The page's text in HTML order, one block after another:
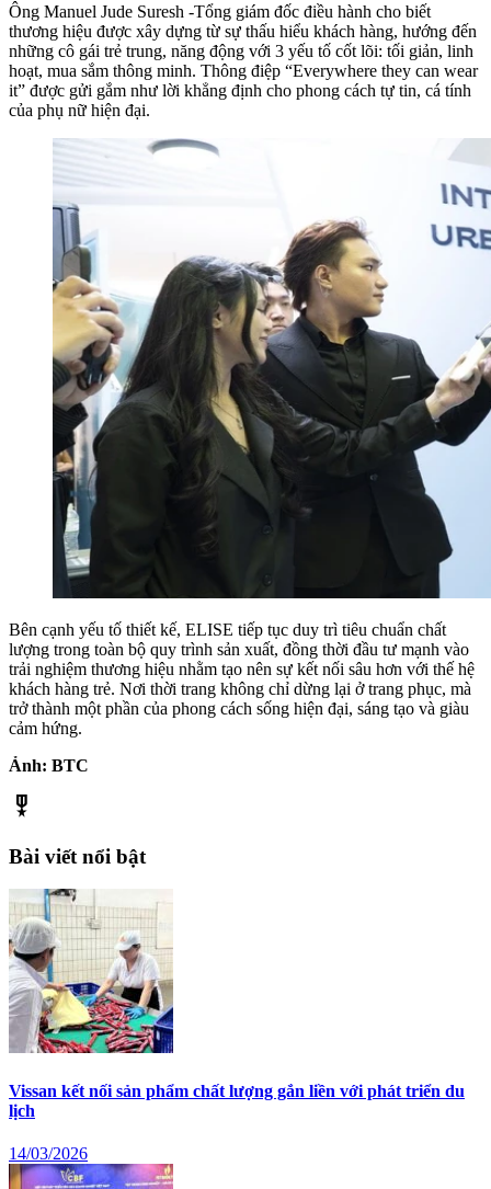
Ông Manuel Jude Suresh -Tổng giám đốc điều hành cho biết
thương hiệu được xây dựng từ sự thấu hiểu khách hàng, hướng đến
những cô gái trẻ trung, năng động với 3 yếu tố cốt lõi: tối giản, linh
hoạt, mua sắm thông minh. Thông điệp “Everywhere they can wear
it” được gửi gắm như lời khẳng định cho phong cách tự tin, cá tính
của phụ nữ hiện đại.
Bên cạnh yếu tố thiết kế, ELISE tiếp tục duy trì tiêu chuẩn chất
lượng trong toàn bộ quy trình sản xuất, đồng thời đầu tư mạnh vào
trải nghiệm thương hiệu nhằm tạo nên sự kết nối sâu hơn với thế hệ
khách hàng trẻ. Nơi thời trang không chỉ dừng lại ở trang phục, mà
trở thành một phần của phong cách sống hiện đại, sáng tạo và giàu
cảm hứng.
Ảnh: BTC
military_tech
Bài viết nổi bật
Vissan kết nối sản phẩm chất lượng gắn liền với phát triển du
lịch
14/03/2026